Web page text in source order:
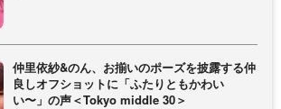
仲里依紗&のん、お揃いのポーズを披露する仲
良しオフショットに「ふたりともかわい
い〜」の声＜Tokyo middle 30＞